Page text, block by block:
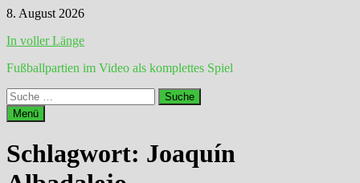
Zum
springen
8. August 2026
In voller Länge
Fußballpartien im Video als komplettes Spiel
Suche
nach:
Menü
Schlagwort: Joaquín